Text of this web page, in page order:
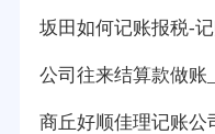
坂田如何记账报税-
公司往来结算款做账
商丘好顺佳理记账公